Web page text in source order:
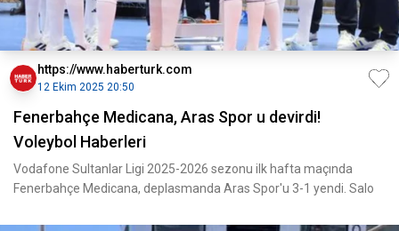
https://www.haberturk.com
12 Ekim 2025 20:50
Fenerbahçe Medicana, Aras Spor u devirdi!
Voleybol Haberleri
Vodafone Sultanlar Ligi 2025-2026 sezonu ilk hafta maçında
Fenerbahçe Medicana, deplasmanda Aras Spor'u 3-1 yendi. Salo